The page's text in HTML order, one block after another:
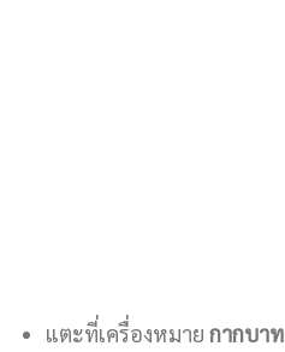
แตะที่เครื่องหมายกากบาท